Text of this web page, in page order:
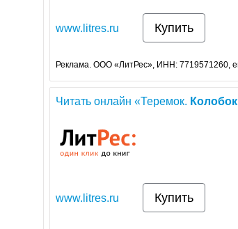
www.litres.ru Купить
Реклама. ООО «ЛитРес», ИНН: 7719571260,
Читать онлайн «Теремок. Колобок
www.litres.ru Купить